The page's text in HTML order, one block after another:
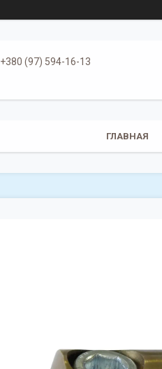
+380 (97) 594-16-13
ГЛАВНАЯ